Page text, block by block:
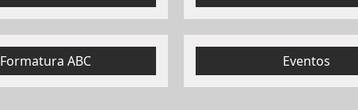
Formatura ABC Eventos